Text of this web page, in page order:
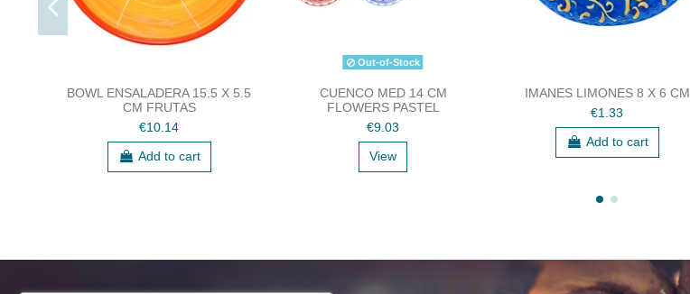
BOWL ENSALADERA 15.5 X 5.5
CM FRUTAS
€10.14
Add to cart
Out-of-Stock
CUENCO MED 14 CM
FLOWERS PASTEL
€9.03
View
IMANES LIMONES 8 X 6 CM
€1.33
Add to cart